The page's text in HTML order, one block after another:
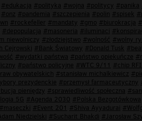
#edukacja #polityka #wojna #politycy #panika
#onz #pandemia #szczepienia #polin #spisek
#rockefeller #mandaty #gmo #biurokracja
#depopulacja #masoneria #iluminaci
niewolniczy #złodziejstwo #wolność #wolny
Cejrowski #Bank Światowy #Donald Tusk
#wydatki państwa #państwo opiekuńcze
#państwo policyjne #WTC 9/11 #chip
obywatelskich #stanisław michalkiewicz
prezydenckie #przemysł farmaceutyczny
pieniędzy #sprawiedliwość społeczna
5G #Agenda 2030 #Polska Bezgotówkowa
#maseczki #Event 201 #Shiva Ayyadurai
Niedzielski #Sucharit Bhakdi #Jarosław